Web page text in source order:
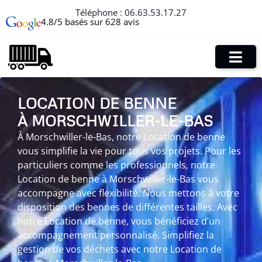
Téléphone : 06.63.53.17.27
4.8/5 basés sur 628 avis
LOCATION DE BENNE
À MORSCHWILLER-LE-BAS
À Morschwiller-le-Bas, notre Location de benne
vous simplifie la vie pour tous vos projets. Pour les
particuliers comme les professionnels, notre
Location de benne à Morschwiller-le-Bas vous
accompagne avec flexibilité. Nous mettons à votre
disposition des bennes de différentes tailles. Avec
notre Location de benne, vous bénéficiez d’un
accompagnement personnalisé. Simplifiez la
gestion de vos déchets avec notre Location de